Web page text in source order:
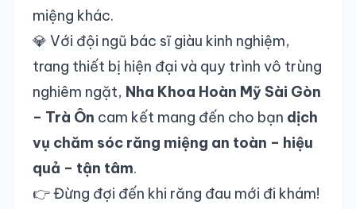
miệng khác.
💎 Với đội ngũ bác sĩ giàu kinh nghiệm,
trang thiết bị hiện đại và quy trình vô trùng
nghiêm ngặt, Nha Khoa Hoàn Mỹ Sài Gòn
– Trà Ôn cam kết mang đến cho bạn dịch
vụ chăm sóc răng miệng an toàn – hiệu
quả – tận tâm.
👉 Đừng đợi đến khi răng đau mới đi khám!